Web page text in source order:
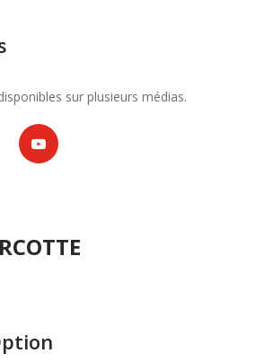
sur plusieurs médias.